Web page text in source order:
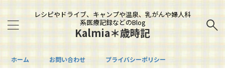
レシピやドライブ、キャンプや温泉、乳がんや婦人科
系医療記録などのBlog
Kalmia＊歳時記
ホーム お問い合わせ プライバシーポリシー